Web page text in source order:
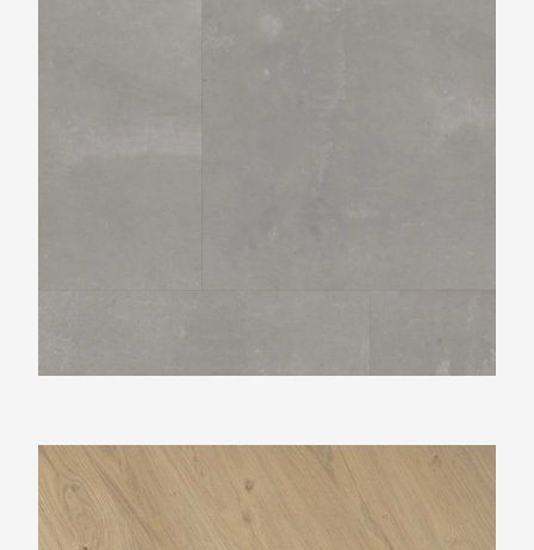
Douwes Dekker Hongaarse punt Panna cotta